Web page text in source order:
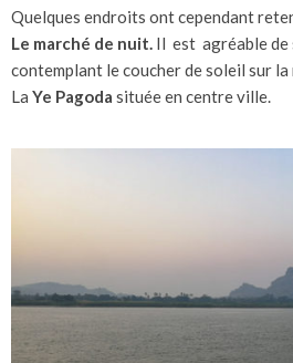
Quelques endroits ont cependant
Le marché de nuit. Il est agréable de
contemplant le coucher de soleil sur
La Ye Pagoda située en centre ville.